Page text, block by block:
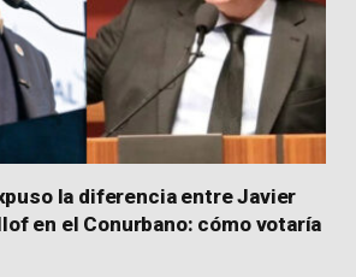
la diferencia entre Javier
en el Conurbano: cómo votaría